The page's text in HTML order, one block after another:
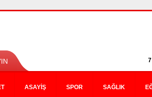
ASAYIŞ SPOR SAĞLIK